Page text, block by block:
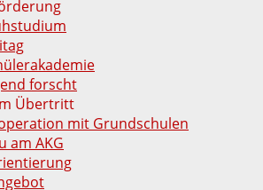
forscht
Übertritt
mit Grundschulen
am AKG